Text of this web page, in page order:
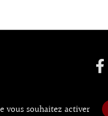
vous souhaitez activer